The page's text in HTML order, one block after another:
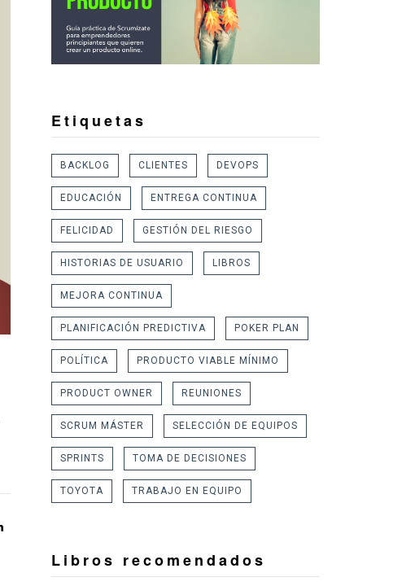
Etiquetas
BACKLOG CLIENTES DEVOPS
EDUCACIÓN ENTREGA CONTINUA
FELICIDAD GESTIÓN DEL RIESGO
HISTORIAS DE USUARIO LIBROS
MEJORA CONTINUA
PLANIFICACIÓN PREDICTIVA POKER PLAN
POLÍTICA PRODUCTO VIABLE MÍNIMO
PRODUCT OWNER REUNIONES
SCRUM MÁSTER SELECCIÓN DE EQUIPOS
SPRINTS TOMA DE DECISIONES
TOYOTA TRABAJO EN EQUIPO
Libros recomendados